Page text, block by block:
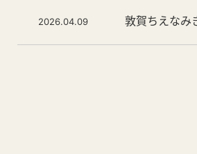
2026.04.09 敦賀ちえな